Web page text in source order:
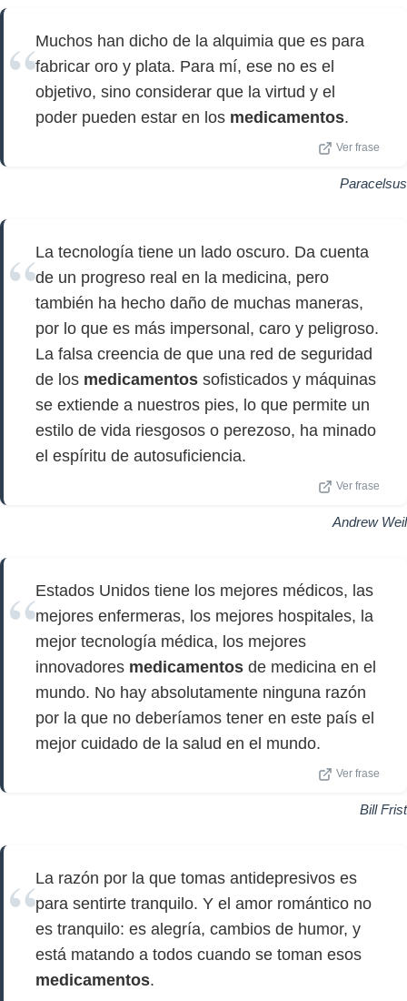
Muchos han dicho de la alquimia que es para
fabricar oro y plata. Para mí, ese no es el
objetivo, sino considerar que la virtud y el
poder pueden estar en los medicamentos.
Ver frase
Paracelsus
La tecnología tiene un lado oscuro. Da cuenta
de un progreso real en la medicina, pero
también ha hecho daño de muchas maneras,
por lo que es más impersonal, caro y peligroso.
La falsa creencia de que una red de seguridad
de los medicamentos sofisticados y máquinas
se extiende a nuestros pies, lo que permite un
estilo de vida riesgosos o perezoso, ha minado
el espíritu de autosuficiencia.
Ver frase
Andrew Weil
Estados Unidos tiene los mejores médicos, las
mejores enfermeras, los mejores hospitales, la
mejor tecnología médica, los mejores
innovadores medicamentos de medicina en el
mundo. No hay absolutamente ninguna razón
por la que no deberíamos tener en este país el
mejor cuidado de la salud en el mundo.
Ver frase
Bill Frist
La razón por la que tomas antidepresivos es
para sentirte tranquilo. Y el amor romántico no
es tranquilo: es alegría, cambios de humor, y
está matando a todos cuando se toman esos
medicamentos.